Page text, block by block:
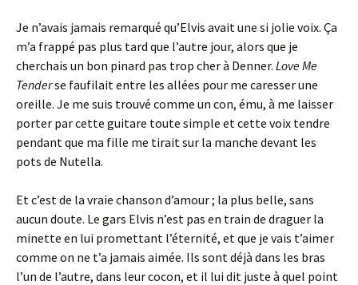
Je n’avais jamais remarqué qu’Elvis avait une si jolie voix. Ça
m’a frappé pas plus tard que l’autre jour, alors que je
cherchais un bon pinard pas trop cher à Denner. Love Me
Tenderse faufilait entre les allées pour me caresser une
oreille. Je me suis trouvé comme un con, ému, à me laisser
porter par cette guitare toute simple et cette voix tendre
pendant que ma fille me tirait sur la manche devant les
pots de Nutella.
Et c’est de la vraie chanson d’amour ; la plus belle, sans
aucun doute. Le gars Elvis n’est pas en train de draguer la
minette en lui promettant l’éternité, et que je vais t’aimer
comme on ne t’a jamais aimée. Ils sont déjà dans les bras
l’un de l’autre, dans leur cocon, et il lui dit juste à quel point